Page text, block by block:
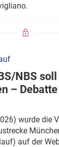
NBS
–
wurde die
auf der